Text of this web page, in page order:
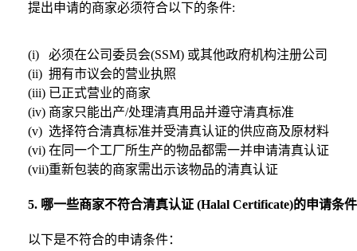
提出申请的商家必须符合以下的条件:
(i) 必须在公司委员会(SSM) 或其他政府机构注册公司
(ii) 拥有市议会的营业执照
(iii) 已正式营业的商家
(iv) 商家只能出产/处理清真用品并遵守清真标准
(v) 选择符合清真标准并受清真认证的供应商及原材料
(vi) 在同一个工厂所生产的物品都需一并申请清真认证
(vii)重新包装的商家需出示该物品的清真认证
5. 哪一些商家不符合清真认证 (Halal Certificate)的申请条
以下是不符合的申请条件：